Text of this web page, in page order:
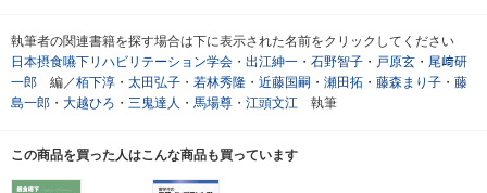
執筆者の関連書籍を探す場合は下に表示された名前をクリックしてください
日本摂食嚥下リハビリテーション学会 ・ 出江紳一 ・ 石野智子 ・ 戸原玄 ・ 尾﨑研
一郎 編／栢下淳 ・ 太田弘子 ・ 若林秀隆 ・ 近藤国嗣 ・ 瀬田拓 ・ 藤森まり子 ・ 藤
島一郎 ・ 大越ひろ ・ 三鬼達人 ・ 馬場尊 ・ 江頭文江 執筆
この商品を買った人はこんな商品も買っています